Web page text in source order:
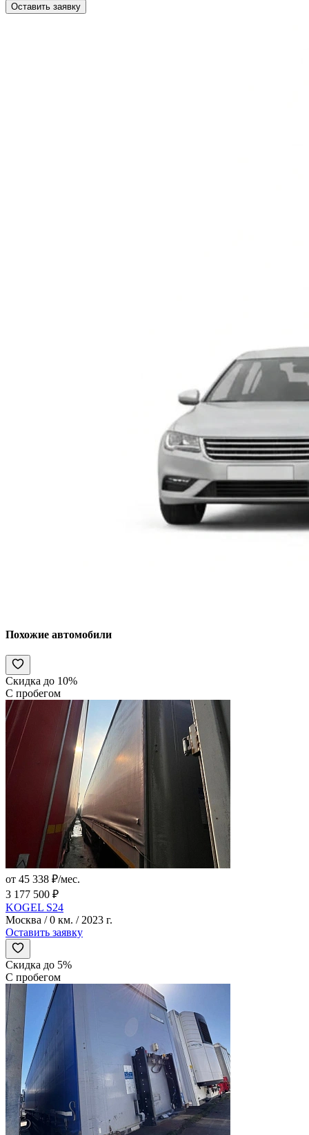
Оставить заявку
Похожие автомобили
Скидка до 10%
С пробегом
от 45 338 ₽/мес.
3 177 500 ₽
KOGEL S24
Москва / 0 км. / 2023 г.
Оставить заявку
Скидка до 5%
С пробегом